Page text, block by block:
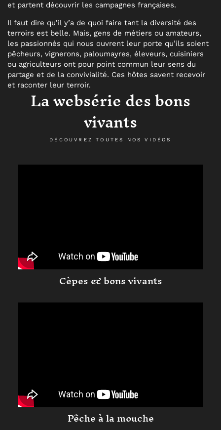
et partent découvrir les campagnes françaises.
Il faut dire qu’il y’a de quoi faire tant la diversité des
terroirs est belle. Mais, gens de métiers ou amateurs,
les passionnés qui nous ouvrent leur porte qu’ils soient
pêcheurs, vignerons, paloumayres, éleveurs, cuisiniers
ou agriculteurs ont pour point commun leur sens du
partage et de la convivialité. Ces hôtes savent recevoir
et raconter leur terroir.
La websérie des bons
vivants
DÉCOUVREZ TOUTES NOS VIDÉOS
Cèpes & bons vivants
Pêche à la mouche